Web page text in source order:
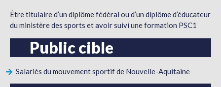
Être titulaire d’un diplôme fédéral ou d’un diplôme d’éducateur
du ministère des sports et avoir suivi une formation PSC1
Public cible
Salariés du mouvement sportif de Nouvelle-Aquitaine